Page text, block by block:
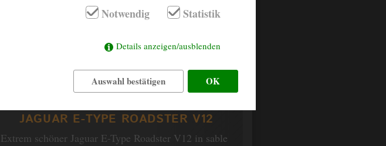
Wunderschöner Jaguar XK140 aus 1956. Die letzten
50 Jahre bis heute in einem Besitz!!!
Preis: 79.500.- €|Details
JAGUAR E-TYPE ROADSTER V12
Extrem schöner Jaguar E-Type Roadster V12 in sable
Notwendig Statistik
Details anzeigen/ausblenden
Auswahl bestätigen OK